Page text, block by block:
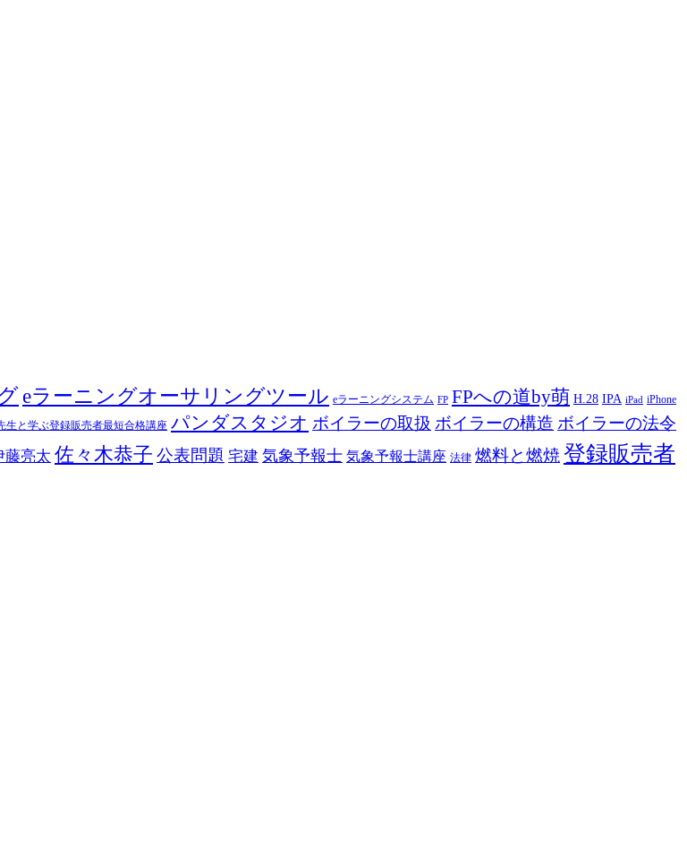
eラーニングオーサリングツール eラーニングシステム FP FPへの道by萌 H.28 IPA iPad iPhone
生と学ぶ登録販売者最短合格講座 パンダスタジオ ボイラーの取扱 ボイラーの構造 ボイラーの法令
藤亮太 佐々木恭子 公表問題 宅建 気象予報士 気象予報士講座 法律 燃料と燃焼 登録販売者